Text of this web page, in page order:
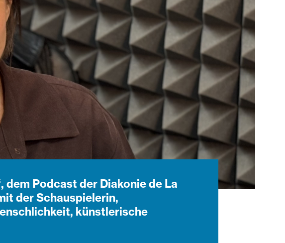
dem Podcast der Diakonie de La
der Schauspielerin,
künstlerische